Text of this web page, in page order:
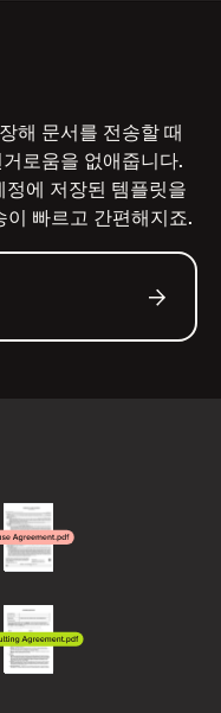
해 문서를 전송할 때
로움을 없애줍니다.
에 저장된 템플릿을
이 빠르고 간편해지죠.